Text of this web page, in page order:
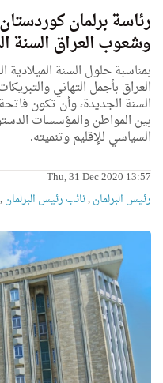
رئاسة برلمان
وشعوب العراق السنة
بمناسبة حلول السنة
العراق بأجمل التهاني
السنة الجديدة، وأن تكون
بين المواطن والمؤسسات
السياسي للإقليم وتنميته.
Thu, 31 Dec 2020 13:57
رئیس البرلمان,نائب رئیس البرلمان,